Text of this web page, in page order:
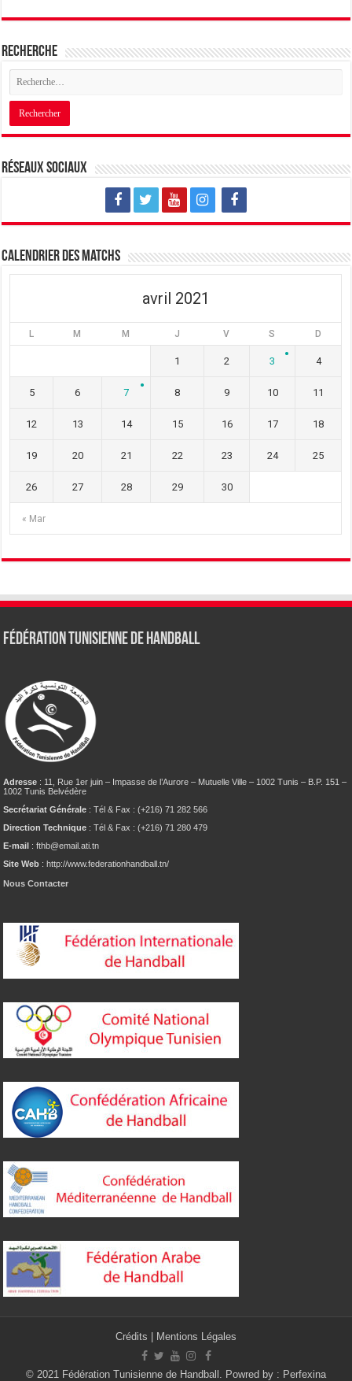
Recherche
Réseaux sociaux
Calendrier des matchs
avril 2021
L M M J V S D
« Mar
1 2 3 4
5 6 7 8 9 10 11
12 13 14 15 16 17 18
19 20 21 22 23 24 25
26 27 28 29 30
Fédération tunisienne de Handball
Adresse : 11, Rue 1er juin – Impasse de l’Aurore – Mutuelle Ville – 1002 Tunis – B.P. 151 –
1002 Tunis Belvédère
Secrétariat Générale : Tél & Fax : (+216) 71 282 566
Direction Technique : Tél & Fax : (+216) 71 280 479
E-mail : fthb@email.ati.tn
Site Web : http://www.federationhandball.tn/
Nous Contacter
Crédits Mentions Légales
© 2021 Fédération Tunisienne de Handball. Powred by : Perfexina